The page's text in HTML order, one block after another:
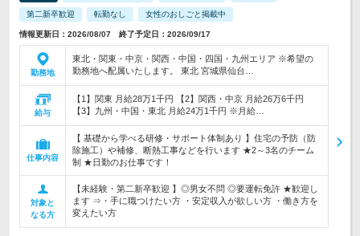
第二新卒歓迎 転勤なし 女性のおしごと掲載中
情報更新日：2026/08/07 終了予定日：2026/09/17
勤務地
東北・関東・中京・関西・中国・四国・九州エリア ※希望の
勤務地へ配属いたします。 東北 宮城県仙台…
給与
【1】関東 月給28万1千円 【2】関西・中京 月給26万6千円
【3】九州・中国・東北 月給24万1千円 ※月給…
仕事内容
【 基礎から学べる研修・サポート体制あり 】住宅の予防（防
除施工）や補修、断熱工事などを行います ★2～3名のチーム
制 ★日勤のお仕事です！
対象と
なる方
【未経験・第二新卒歓迎 】◎男女不問 ◎要運転免許 ★歓迎し
ます ⇒・手に職つけたい方 ・安定収入が欲しい方 ・働き方を
変えたい方